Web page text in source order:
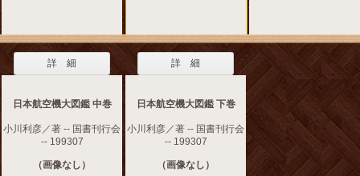
詳 細
日本航空機大図鑑 中巻
小川利彦／著 -- 国書刊行会
-- 199307
（画像なし）
詳 細
日本航空機大図鑑 下巻
小川利彦／著 -- 国書刊行会
-- 199307
（画像なし）